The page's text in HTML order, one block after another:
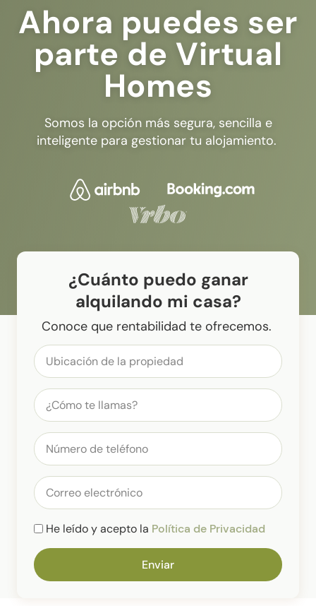
Ahora puedes ser
parte de Virtual
Homes
Somos la opción más segura, sencilla e
inteligente para gestionar tu alojamiento.
¿Cuánto puedo ganar
alquilando mi casa?
Conoce que rentabilidad te ofrecemos.
He leído y acepto la Política de Privacidad
Enviar